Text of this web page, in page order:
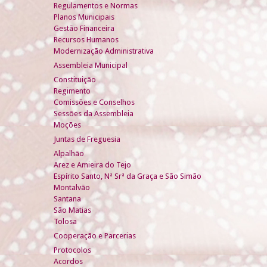
Regulamentos e Normas
Planos Municipais
Gestão Financeira
Recursos Humanos
Modernização Administrativa
Assembleia Municipal
Constituição
Regimento
Comissões e Conselhos
Sessões da Assembleia
Moções
Juntas de Freguesia
Alpalhão
Arez e Amieira do Tejo
Espírito Santo, Nª Srª da Graça e São Simão
Montalvão
Santana
São Matias
Tolosa
Cooperação e Parcerias
Protocolos
Acordos